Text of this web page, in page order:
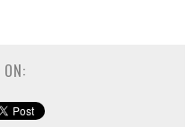
ON: